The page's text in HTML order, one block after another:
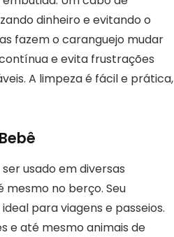
dinheiro e evitando o
fazem o caranguejo mudar
e evita frustrações
A limpeza é fácil e prática,
usado em diversas
mesmo no berço. Seu
para viagens e passeios.
e até mesmo animais de